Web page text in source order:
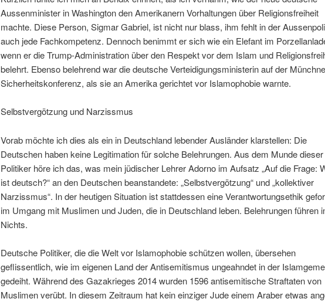
Aussenminister in Washington den Amerikanern Vorhaltungen über Religionsfreiheit
machte. Diese Person, Sigmar Gabriel, ist nicht nur blass, ihm fehlt in der
auch jede Fachkompetenz. Dennoch benimmt er sich wie ein Elefant im
wenn er die Trump-Administration über den Respekt vor dem Islam und
belehrt. Ebenso belehrend war die deutsche Verteidigungsministerin auf der
Sicherheitskonferenz, als sie an Amerika gerichtet vor Islamophobie warnte.
Selbstvergötzung und Narzissmus
Vorab möchte ich dies als ein in Deutschland lebender Ausländer klarstellen: Die
Deutschen haben keine Legitimation für solche Belehrungen. Aus dem Munde dieser
Politiker höre ich das, was mein jüdischer Lehrer Adorno im Aufsatz „Auf die Frage:
ist deutsch?“ an den Deutschen beanstandete: „Selbstvergötzung“ und „kollektiver
Narzissmus“. In der heutigen Situation ist stattdessen eine Verantwortungsethik
im Umgang mit Muslimen und Juden, die in Deutschland leben. Belehrungen führen
Nichts.
Deutsche Politiker, die die Welt vor Islamophobie schützen wollen, übersehen
geflissentlich, wie im eigenen Land der Antisemitismus ungeahndet in der
gedeiht. Während des Gazakrieges 2014 wurden 1596 antisemitische Straftaten von
Muslimen verübt. In diesem Zeitraum hat kein einziger Jude einem Araber etwas